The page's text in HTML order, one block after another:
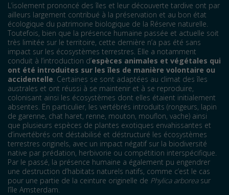
L’isolement prononcé des îles et leur découverte tardive ont par
ailleurs largement contribué à la préservation et au bon état
écologique du patrimoine biologique de la Réserve naturelle.
Toutefois, bien que la présence humaine passée et actuelle soit
très limitée sur le territoire, cette dernière n’a pas été sans
impact sur les écosystèmes terrestres. Elle a notamment
conduit à l’introduction d’espèces animales et végétales qui
ont été introduites sur les îles de manière volontaire ou
accidentelle. Certaines se sont adaptées au climat des îles
australes et ont réussi à se maintenir et à se reproduire,
colonisant ainsi les écosystèmes dont elles étaient initialement
absentes. En particulier, les vertébrés introduits (rongeurs, lapin
de garenne, chat haret, renne, mouton, mouflon, vache) ainsi
que plusieurs espèces de plantes exotiques envahissantes et
d’invertébrés ont déstabilisé et déstructuré les écosystèmes
terrestres originels, avec un impact négatif sur la biodiversité
native par prédation, herbivorie ou compétition interspécifique.
Par le passé, la présence humaine a également pu engendrer
une destruction d’habitats naturels natifs, comme c’est le cas
pour une partie de la ceinture originelle de Phylica arboreasur
l’île Amsterdam.